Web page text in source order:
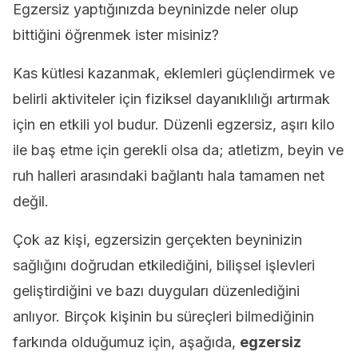
Egzersiz yaptığınızda beyninizde neler olup
bittiğini öğrenmek ister misiniz?
Kas kütlesi kazanmak, eklemleri güçlendirmek ve
belirli aktiviteler için fiziksel dayanıklılığı artırmak
için en etkili yol budur. Düzenli egzersiz, aşırı kilo
ile baş etme için gerekli olsa da; atletizm, beyin ve
ruh halleri arasındaki bağlantı hala tamamen net
değil.
Çok az kişi, egzersizin gerçekten beyninizin
sağlığını doğrudan etkilediğini, bilişsel işlevleri
geliştirdiğini ve bazı duyguları düzenlediğini
anlıyor. Birçok kişinin bu süreçleri bilmediğinin
farkında olduğumuz için, aşağıda, egzersiz